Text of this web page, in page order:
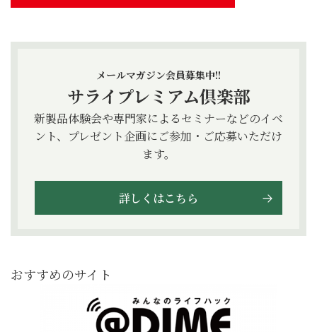
メールマガジン会員募集中!!
サライプレミアム倶楽部
新製品体験会や専門家によるセミナーなどのイベ
ント、プレゼント企画にご参加・ご応募いただけ
ます。
詳しくはこちら
おすすめのサイト